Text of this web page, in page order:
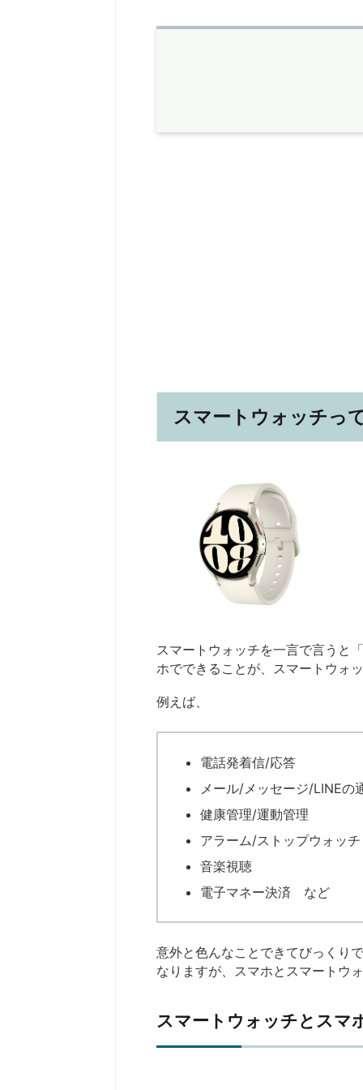
スマートウォッチっ
スマートウォッチを一言で言うと
ホでできることが、スマートウォ
例えば、
電話発着信/応答
メール/メッセージ/LINEの
健康管理/運動管理
アラーム/ストップウォッチ
音楽視聴
電子マネー決済 など
意外と色んなことできてびっくり
なりますが、スマホとスマートウ
スマートウォッチとスマ